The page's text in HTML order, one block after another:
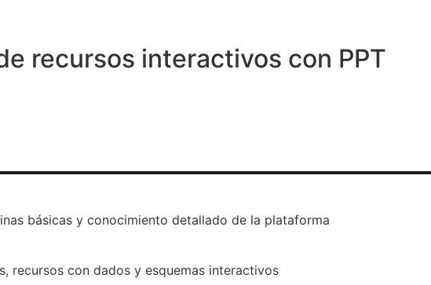
recursos interactivos con PPT
básicas y conocimiento detallado de la plataforma
recursos con dados y esquemas interactivos